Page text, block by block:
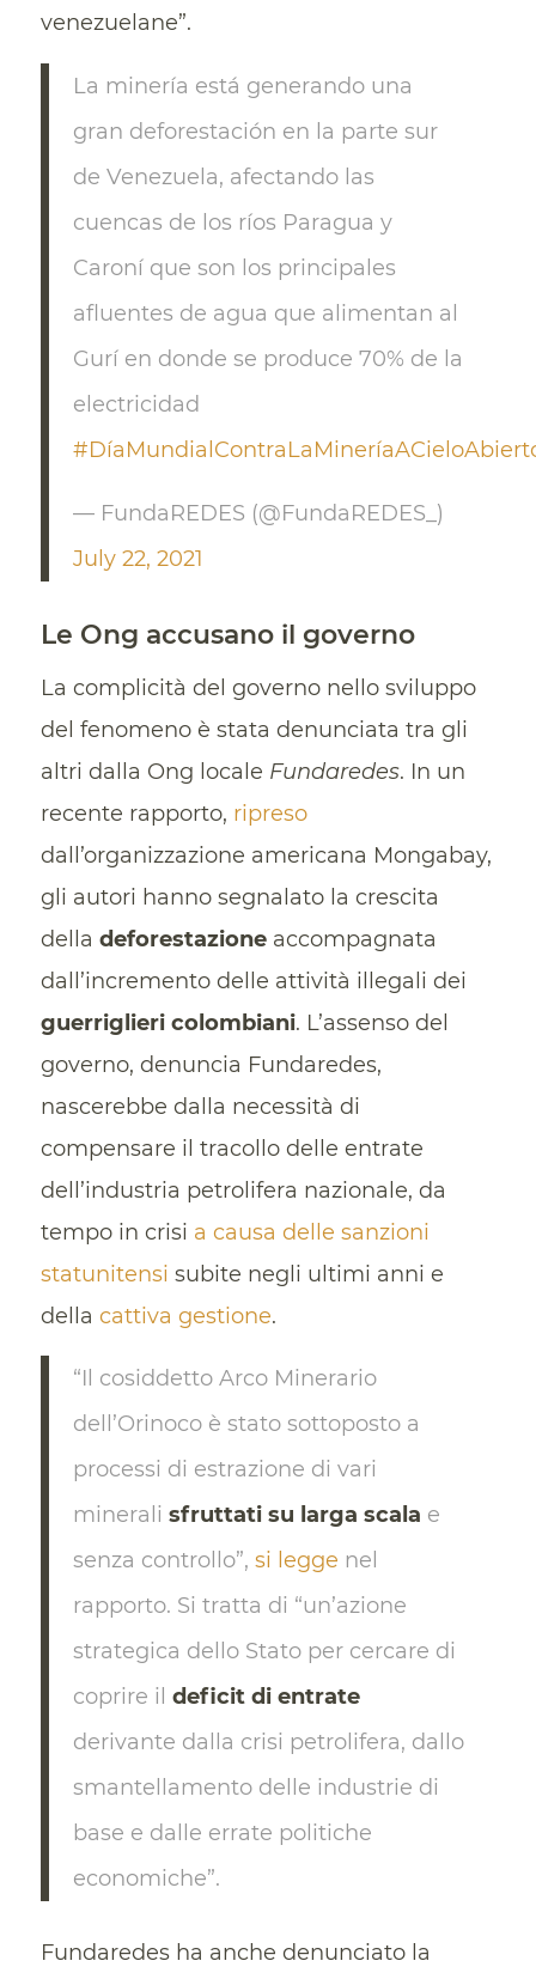
venezuelane”.
La minería está generando una
gran deforestación en la parte sur
de Venezuela, afectando las
cuencas de los ríos Paragua y
Caroní que son los principales
afluentes de agua que alimentan al
Gurí en donde se produce 70% de la
electricidad
— FundaREDES (@FundaREDES_)
July 22, 2021
Le Ong accusano il governo
La complicità del governo nello sviluppo
del fenomeno è stata denunciata tra gli
altri dalla Ong locale Fundaredes. In un
recente rapporto, ripreso
dall’organizzazione americana Mongabay,
gli autori hanno segnalato la crescita
della deforestazioneaccompagnata
dall’incremento delle attività illegali dei
guerriglieri colombiani. L’assenso del
governo, denuncia Fundaredes,
nascerebbe dalla necessità di
compensare il tracollo delle entrate
dell’industria petrolifera nazionale, da
tempo in crisi a causa delle sanzioni
statunitensi subite negli ultimi anni e
della cattiva gestione.
“Il cosiddetto Arco Minerario
dell’Orinoco è stato sottoposto a
processi di estrazione di vari
minerali sfruttati su larga scala e
senza controllo”, si legge nel
rapporto. Si tratta di “un’azione
strategica dello Stato per cercare di
coprire il deficit di entrate
derivante dalla crisi petrolifera, dallo
smantellamento delle industrie di
base e dalle errate politiche
economiche”.
Fundaredes ha anche denunciato la